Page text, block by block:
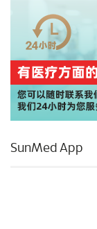
SunMed App